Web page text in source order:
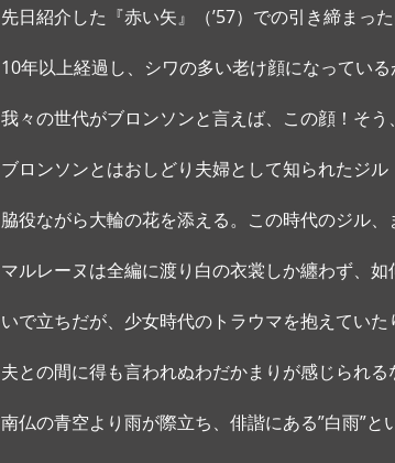
先日紹介した『赤い矢』（’57）での引き締まっ
10年以上経過し、シワの多い老け顔になっている
我々の世代がブロンソンと言えば、この顔！そう
ブロンソンとはおしどり夫婦として知られたジル
脇役ながら大輪の花を添える。この時代のジル、
マルレーヌは全編に渡り白の衣裳しか纏わず、
いで立ちだが、少女時代のトラウマを抱えていた
夫との間に得も言われぬわだかまりが感じられる
南仏の青空より雨が際立ち、俳諧にある”白雨”と